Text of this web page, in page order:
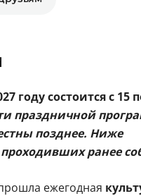
году состоится с 15
праздничной
позднее. Ниже
ранее
ежегодная